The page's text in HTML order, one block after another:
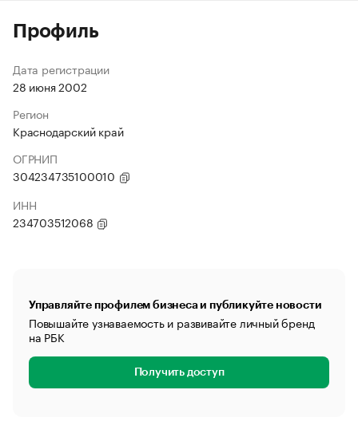
Профиль
Дата регистрации
28 июня 2002
Регион
Краснодарский край
ОГРНИП
304234735100010
ИНН
234703512068
Управляйте профилем бизнеса и публикуйте новости
Повышайте узнаваемость и развивайте личный бренд
на РБК
Получить доступ